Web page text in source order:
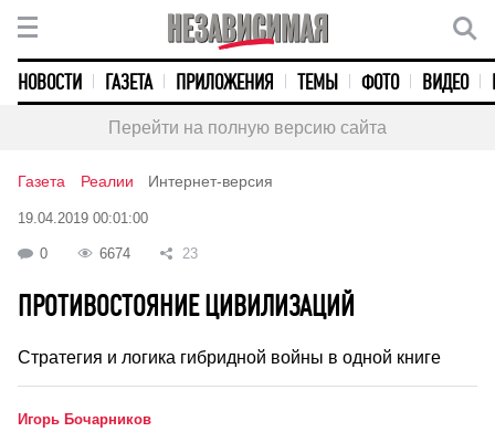
НОВОСТИ ГАЗЕТА ПРИЛОЖЕНИЯ ТЕМЫ ФОТО ВИДЕО
Перейти на полную версию сайта
Газета Реалии Интернет-версия
19.04.2019 00:01:00
0 6674 23
ПРОТИВОСТОЯНИЕ ЦИВИЛИЗАЦИЙ
Стратегия и логика гибридной войны в одной книге
Игорь Бочарников